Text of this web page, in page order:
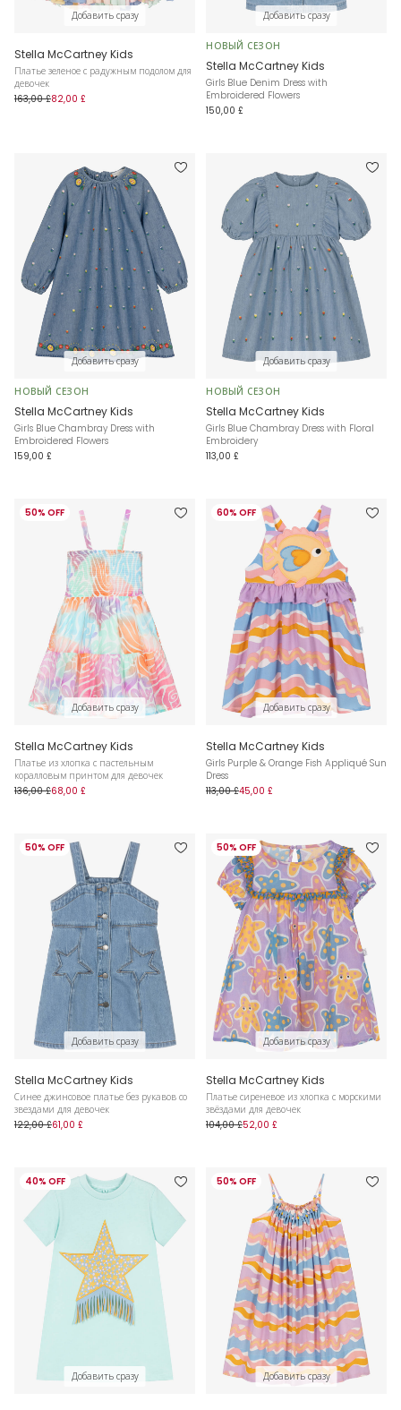
Добавить сразу
Stella McCartney Kids
Платье зеленое с радужным подолом для
девочек
163,00 £82,00 £
Добавить сразу
НОВЫЙ СЕЗОН
Stella McCartney Kids
Girls Blue Denim Dress with
Embroidered Flowers
150,00 £
Добавить сразу
НОВЫЙ СЕЗОН
Stella McCartney Kids
Girls Blue Chambray Dress with
Embroidered Flowers
159,00 £
Добавить сразу
НОВЫЙ СЕЗОН
Stella McCartney Kids
Girls Blue Chambray Dress with Floral
Embroidery
113,00 £
50% OFF
Добавить сразу
Stella McCartney Kids
Платье из хлопка с пастельным
коралловым принтом для девочек
136,00 £68,00 £
60% OFF
Добавить сразу
Stella McCartney Kids
Girls Purple & Orange Fish Appliqué Sun
Dress
113,00 £45,00 £
50% OFF
Добавить сразу
Stella McCartney Kids
Синее джинсовое платье без рукавов со
звездами для девочек
122,00 £61,00 £
50% OFF
Добавить сразу
Stella McCartney Kids
Платье сиреневое из хлопка с морскими
звёздами для девочек
104,00 £52,00 £
40% OFF
Добавить сразу
50% OFF
Добавить сразу